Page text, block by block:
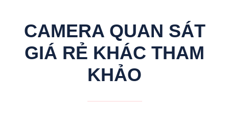
CAMERA QUAN SÁT
GIÁ RẺ KHÁC THAM
KHẢO